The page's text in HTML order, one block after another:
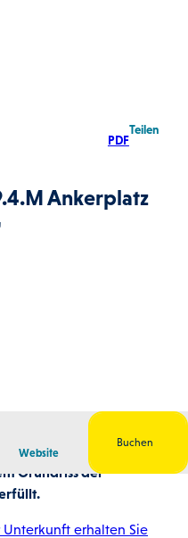
PDF
Teilen
Ankerplatz
Website
Buchen
Einheiten für bis zu
Grundriss der
erhalten Sie